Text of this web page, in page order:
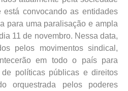
está convocando as entidades
para uma paralisação e ampla
11 de novembro. Nessa data,
pelos movimentos sindical,
em todo o país para
políticas públicas e direitos
orquestrada pelos poderes